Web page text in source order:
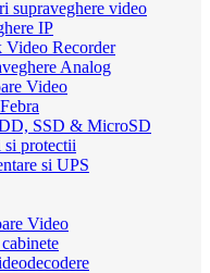
supraveghere video
IP
Recorder
Analog
Video
SSD & MicroSD
protectii
si UPS
Video